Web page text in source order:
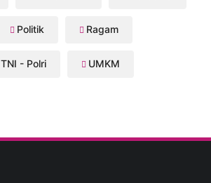
Politik Ragam
TNI - Polri UMKM